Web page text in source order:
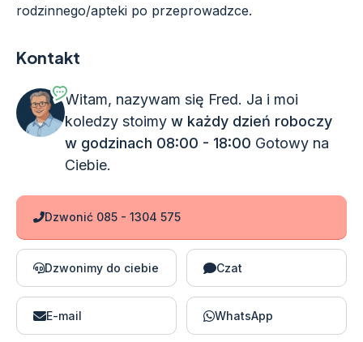
rodzinnego/apteki po przeprowadzce.
Kontakt
Witam, nazywam się Fred. Ja i moi
koledzy stoimy w każdy dzień roboczy
w godzinach 08:00 - 18:00 Gotowy na
Ciebie.
Dzwonić 085 - 1304 575
Dzwonimy do ciebie Czat
E-mail WhatsApp